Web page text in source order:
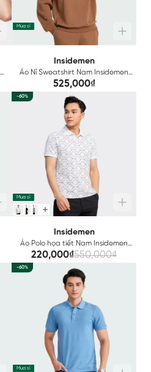
Mua sỉ
Insidemen
Áo Nỉ Sweatshirt Nam Insidemen
ISW012W3
525,000₫
-60%
Mua sỉ
Insidemen
Áo Polo họa tiết Nam Insidemen
IPS008S3
220,000₫550,000₫
-60%
Mua sỉ